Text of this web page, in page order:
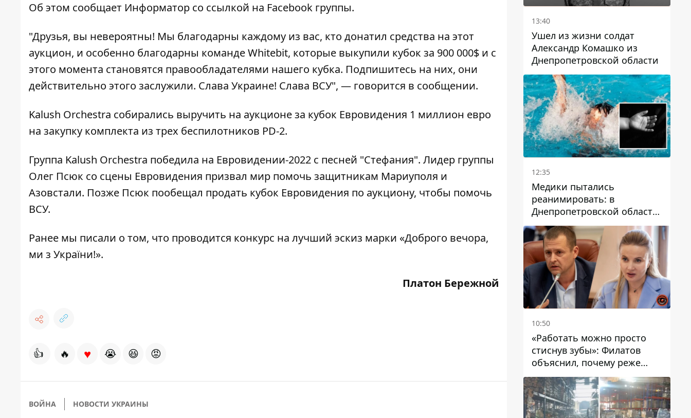
Об этом сообщает Информатор со ссылкой на Facebook группы.
"Друзья, вы невероятны! Мы благодарны каждому из вас, кто донатил средства на этот
аукцион, и особенно благодарны команде Whitebit, которые выкупили кубок за 900 000$ и с
этого момента становятся правообладателями нашего кубка. Подпишитесь на них, они
действительно этого заслужили. Слава Украине! Слава ВСУ", — говорится в сообщении.
Kalush Orchestra собирались выручить на аукционе за кубок Евровидения 1 миллион евро
на закупку комплекта из трех беспилотников PD-2.
Группа Kalush Orchestra победила на Евровидении-2022 с песней "Стефания". Лидер группы
Олег Псюк со сцены Евровидения призвал мир помочь защитникам Мариуполя и
Азовстали. Позже Псюк пообещал продать кубок Евровидения по аукциону, чтобы помочь
ВСУ.
Ранее мы писали о том, что проводится конкурс на лучший эскиз марки «Доброго вечора,
ми з України!».
Платон Бережной
👍 🔥 ♥ 😭 😆 😡
ВОЙНА НОВОСТИ УКРАИНЫ
13:40
Ушел из жизни солдат
Александр Комашко из
Днепропетровской области
12:35
Медики пытались
реанимировать: в
Днепропетровской области
двухлетний мальчик утонул
в бассейне
10:50
«Работать можно просто
стиснув зубы»: Филатов
объяснил, почему реже
пишет в соцсетях и
раскритиковал медийность
чиновников